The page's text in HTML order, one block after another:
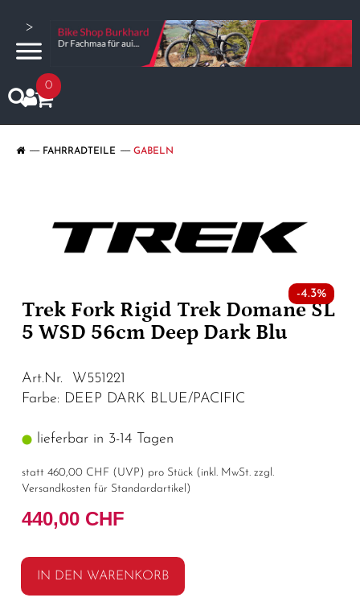
>
0
FAHRRADTEILE GABELN
-4.3%
Trek Fork Rigid Trek Domane SL
5 WSD 56cm Deep Dark Blu
Art.Nr. W551221
Farbe: DEEP DARK BLUE/PACIFIC
lieferbar in 3-14 Tagen
statt 460,00 CHF ( UVP ) pro Stück (inkl. MwSt. zzgl.
Versandkosten für Standardartikel )
440,00 CHF
IN DEN WARENKORB